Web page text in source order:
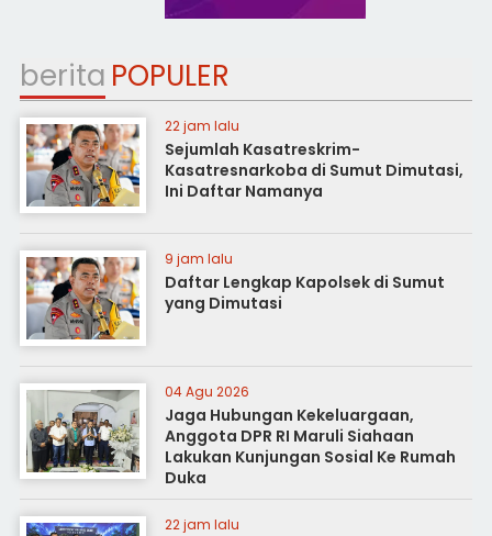
berita POPULER
22 jam lalu
Sejumlah Kasatreskrim-
Kasatresnarkoba di Sumut Dimutasi,
Ini Daftar Namanya
9 jam lalu
Daftar Lengkap Kapolsek di Sumut
yang Dimutasi
04 Agu 2026
Jaga Hubungan Kekeluargaan,
Anggota DPR RI Maruli Siahaan
Lakukan Kunjungan Sosial Ke Rumah
Duka
22 jam lalu